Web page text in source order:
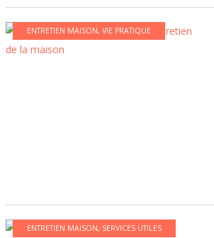
ENTRETIEN MAISON, VIE PRATIQUE
ENTRETIEN MAISON, SERVICES UTILES